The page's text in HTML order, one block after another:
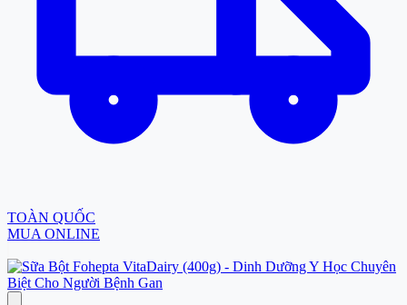
TOÀN QUỐC
MUA ONLINE